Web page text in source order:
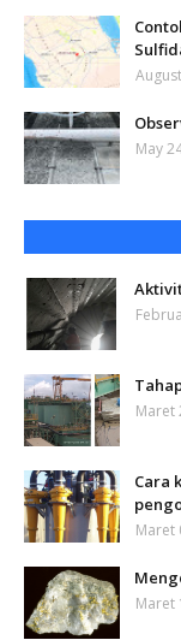
May
Maret
Cara
Maret
Maret